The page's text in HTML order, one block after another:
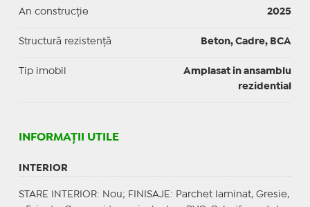
An construcție 2025
Structură rezistență Beton, Cadre, BCA
Tip imobil
Amplasat in ansamblu
rezidential
INFORMAŢII UTILE
INTERIOR
STARE INTERIOR: Nou; FINISAJE : Parchet laminat, Gresie,